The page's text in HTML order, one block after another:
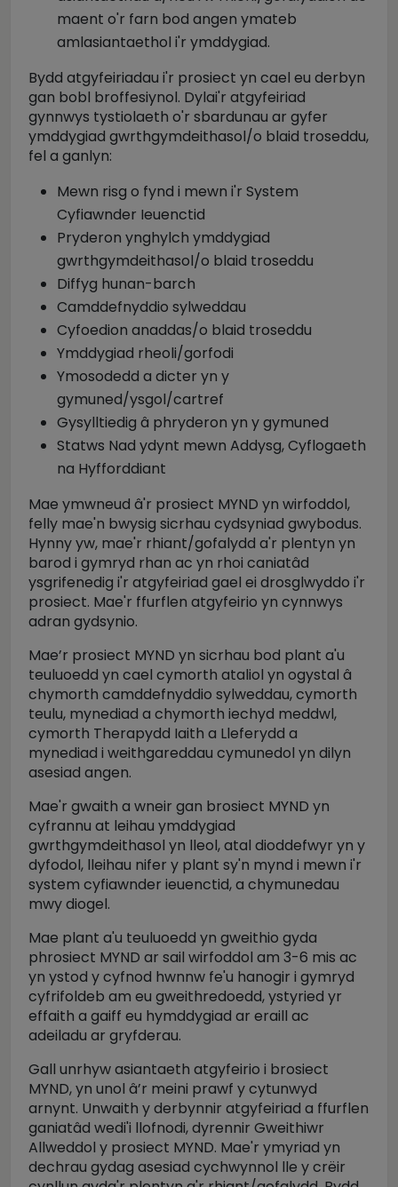
maent o'r farn bod angen ymateb
amlasiantaethol i'r ymddygiad.
Bydd atgyfeiriadau i'r prosiect yn cael eu derbyn
gan bobl broffesiynol. Dylai'r atgyfeiriad
gynnwys tystiolaeth o'r sbardunau ar gyfer
ymddygiad gwrthgymdeithasol/o blaid troseddu,
fel a ganlyn:
Mewn risg o fynd i mewn i'r System
Cyfiawnder Ieuenctid
Pryderon ynghylch ymddygiad
gwrthgymdeithasol/o blaid troseddu
Diffyg hunan-barch
Camddefnyddio sylweddau
Cyfoedion anaddas/o blaid troseddu
Ymddygiad rheoli/gorfodi
Ymosodedd a dicter yn y
gymuned/ysgol/cartref
Gysylltiedig â phryderon yn y gymuned
Statws Nad ydynt mewn Addysg, Cyflogaeth
na Hyfforddiant
Mae ymwneud â'r prosiect MYND yn wirfoddol,
felly mae'n bwysig sicrhau cydsyniad gwybodus.
Hynny yw, mae'r rhiant/gofalydd a'r plentyn yn
barod i gymryd rhan ac yn rhoi caniatâd
ysgrifenedig i'r atgyfeiriad gael ei drosglwyddo i'r
prosiect. Mae'r ffurflen atgyfeirio yn cynnwys
adran gydsynio.
Mae’r prosiect MYND yn sicrhau bod plant a'u
teuluoedd yn cael cymorth ataliol yn ogystal â
chymorth camddefnyddio sylweddau, cymorth
teulu, mynediad a chymorth iechyd meddwl,
cymorth Therapydd Iaith a Lleferydd a
mynediad i weithgareddau cymunedol yn dilyn
asesiad angen.
Mae'r gwaith a wneir gan brosiect MYND yn
cyfrannu at leihau ymddygiad
gwrthgymdeithasol yn lleol, atal dioddefwyr yn y
dyfodol, lleihau nifer y plant sy'n mynd i mewn i'r
system cyfiawnder ieuenctid, a chymunedau
mwy diogel.
Mae plant a'u teuluoedd yn gweithio gyda
phrosiect MYND ar sail wirfoddol am 3-6 mis ac
yn ystod y cyfnod hwnnw fe'u hanogir i gymryd
cyfrifoldeb am eu gweithredoedd, ystyried yr
effaith a gaiff eu hymddygiad ar eraill ac
adeiladu ar gryfderau.
Gall unrhyw asiantaeth atgyfeirio i brosiect
MYND, yn unol â’r meini prawf y cytunwyd
arnynt. Unwaith y derbynnir atgyfeiriad a ffurflen
ganiatâd wedi'i llofnodi, dyrennir Gweithiwr
Allweddol y prosiect MYND. Mae'r ymyriad yn
dechrau gydag asesiad cychwynnol lle y crëir